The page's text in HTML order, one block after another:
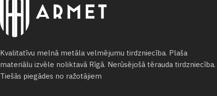
Kvalitatīvu melnā metāla velmējumu tirdzniecība. Plaša
materiālu izvēle noliktavā Rīgā. Nerūsējošā tērauda tirdzniecība.
Tiešās piegādes no ražotājiem